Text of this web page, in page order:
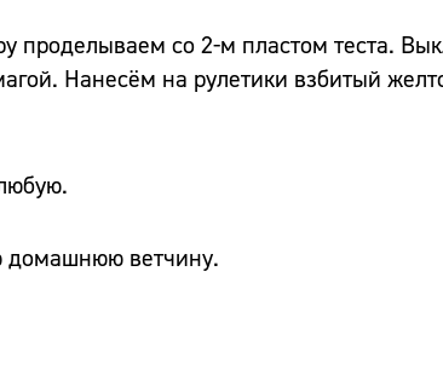
проделываем со 2-м пластом теста.
Нанесём на рулетики взбитый
домашнюю ветчину.